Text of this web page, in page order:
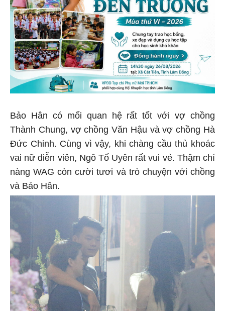
Bảo Hân có mối quan hệ rất tốt với vợ chồng
Thành Chung, vợ chồng Văn Hậu và vợ chồng Hà
Đức Chinh. Cùng vì vậy, khi chàng cầu thủ khoác
vai nữ diễn viên, Ngô Tố Uyên rất vui vẻ. Thậm chí
nàng WAG còn cười tươi và trò chuyện với chồng
và Bảo Hân.